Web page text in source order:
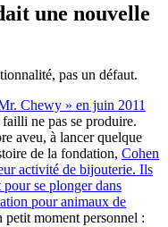
une nouvelle
pas un défaut.
Chewy » en juin 2011
ne pas se produire.
aveu, à lancer quelque
de la fondation, Cohen
activité de bijouterie. Ils
se plonger dans
pour animaux de
moment personnel :